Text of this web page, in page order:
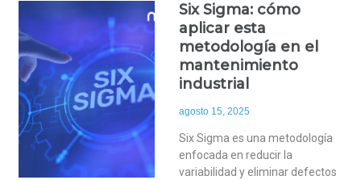
Six Sigma: cómo
aplicar esta
metodología en el
mantenimiento
industrial
agosto 15, 2025
Six Sigma es una metodología
enfocada en reducir la
variabilidad y eliminar defectos